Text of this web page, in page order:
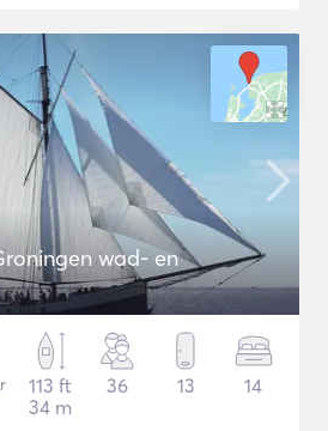
wad- en
113 ft
34 m
36 13 14